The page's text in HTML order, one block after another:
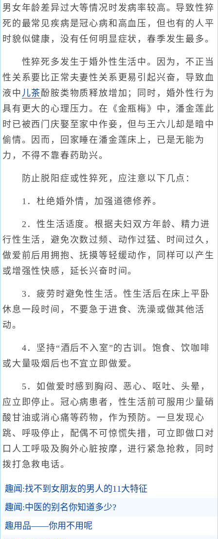
男女年龄差异过大等情况时发病率较高。导致性猝
死的最常见疾病是冠心病和高血压，但也有的人平
时貌似健康，没有任何明显症状，春季发生最多。
性猝死多发生于婚外性生活中。因为，不正当
性关系要比正常夫妻性关系更易引起兴奋，导致血
液中 儿茶酚胺类物质释放增加；同时，婚外性行为
具有更大的心理压力。在《金瓶梅》中，潘金莲此
时已被西门庆娶至家中作妾，但与王六儿却是暗中
偷情。因而，回家睡在潘金莲床上，已是无能为
力，不得不靠春药助兴。
防止脱阳症或性猝死，应注意以下几点：
1．杜绝婚外情，加强道德修养。
2．性生活适度。根据夫妇双方年龄、精力进
行性生活，避免次数过频、动作过猛、时间过久，
做爱前后用拥抱、抚摸等轻缓动作，同样可以产生
或增强性快感，延长兴奋时间。
3．疲劳时避免性生活。性生活后在床上平卧
休息一段时间，不要急于进食、洗澡或做其他活
动。
4．坚持“酒后不入室”的古训。饱食、饮咖啡
或大量吸烟后也不宜立即做爱。
5．如做爱时感到胸闷、恶心、呕吐、头晕，
应立即停止。冠心病患者，性生活前可服用少量硝
酸甘油或消心痛等药物，作为预防。一旦发现心
跳、呼吸停止，配偶不可惊慌失措，可立即做口对
口人工呼吸及胸外心脏按摩，进行紧急抢救，同时
拨打急救电话。
趣闻:找不到女朋友的男人的11大特征
趣闻:中医的别名你知道多少?
趣用品——你用不用呢